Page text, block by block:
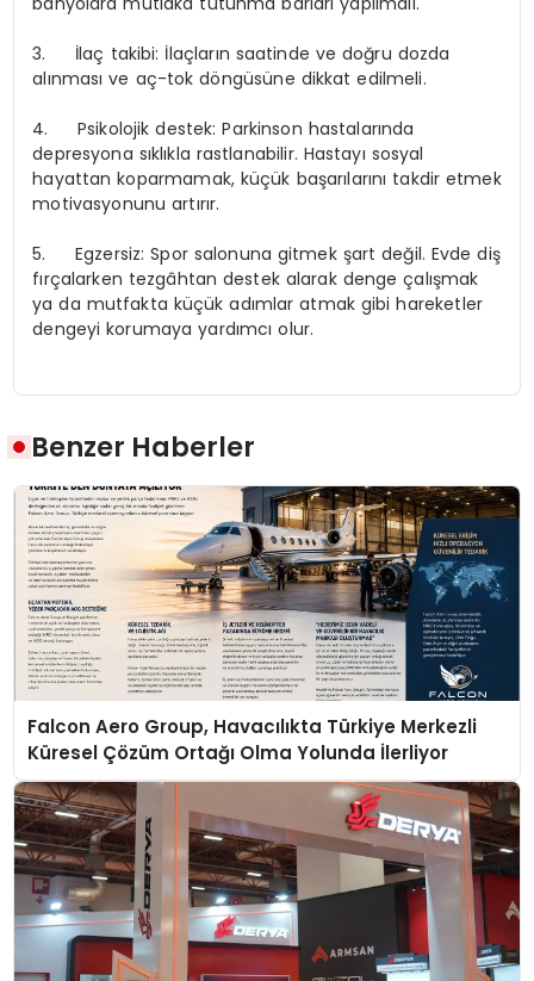
3. İlaç takibi: İlaçların saatinde ve doğru dozda
alınması ve aç-tok döngüsüne dikkat edilmeli.
4. Psikolojik destek: Parkinson hastalarında
depresyona sıklıkla rastlanabilir. Hastayı sosyal
hayattan koparmamak, küçük başarılarını takdir etmek
motivasyonunu artırır.
5. Egzersiz:Spor salonuna gitmek şart değil. Evde diş
fırçalarken tezgâhtan destek alarak denge çalışmak
ya da mutfakta küçük adımlar atmak gibi hareketler
dengeyi korumaya yardımcı olur.
Benzer Haberler
Falcon Aero Group, Havacılıkta Türkiye Merkezli
Küresel Çözüm Ortağı Olma Yolunda İlerliyor